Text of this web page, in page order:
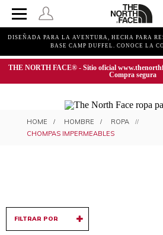
DISEÑADA PARA LA AVENTURA, HECHA PARA
BASE CAMP DUFFEL. CONOCE LA
THE NORTH FACE® - Sitio oficial
Compra segura
CHOMPAS
HOMBRE
HOMBRE
ROPA
CHOMPAS IMPERMEABLES
FILTRAR POR